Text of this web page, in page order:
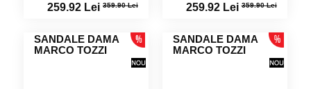
259.92 Lei 359.90 Lei 259.92 Lei359.90 Lei
SANDALE DAMA
MARCO TOZZI
SANDALE DAMA
MARCO TOZZI